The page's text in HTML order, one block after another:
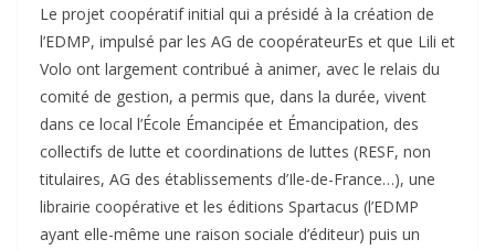
Le projet coopératif initial qui a présidé à la création de
l’EDMP, impulsé par les AG de coopérateurEs et que Lili et
Volo ont largement contribué à animer, avec le relais du
comité de gestion, a permis que, dans la durée, vivent
dans ce local l’École Émancipée et Émancipation, des
collectifs de lutte et coordinations de luttes (RESF, non
titulaires, AG des établissements d’Ile-de-France…), une
librairie coopérative et les éditions Spartacus (l’EDMP
ayant elle-même une raison sociale d’éditeur) puis un